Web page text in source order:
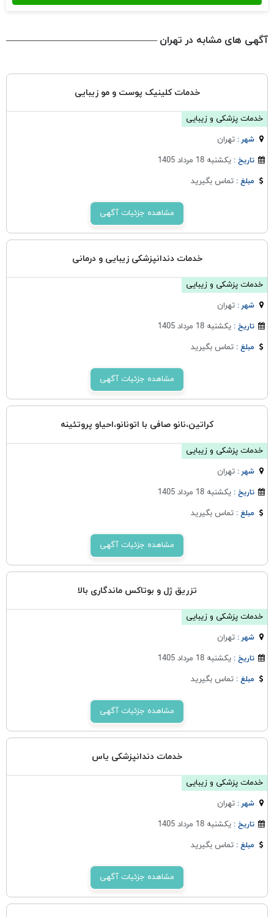
آگهی های مشابه در تهران
خدمات کلینیک پوست و مو زیبایی
خدمات پزشکی و زیبایی
شهر :تهران
تاریخ :یکشنبه 18 مرداد 1405
مبلغ :تماس بگیرید
مشاهده جزئیات آگهی
خدمات دندانپزشکی زیبایی و درمانی
خدمات پزشکی و زیبایی
شهر :تهران
تاریخ :یکشنبه 18 مرداد 1405
مبلغ :تماس بگیرید
مشاهده جزئیات آگهی
کراتین،نانو صافی با اتونانو،احیاو پروتئینه
خدمات پزشکی و زیبایی
شهر :تهران
تاریخ :یکشنبه 18 مرداد 1405
مبلغ :تماس بگیرید
مشاهده جزئیات آگهی
تزریق ژل و بوتاکس ماندگاری بالا
خدمات پزشکی و زیبایی
شهر :تهران
تاریخ :یکشنبه 18 مرداد 1405
مبلغ :تماس بگیرید
مشاهده جزئیات آگهی
خدمات دندانپزشکی یاس
خدمات پزشکی و زیبایی
شهر :تهران
تاریخ :یکشنبه 18 مرداد 1405
مبلغ :تماس بگیرید
مشاهده جزئیات آگهی